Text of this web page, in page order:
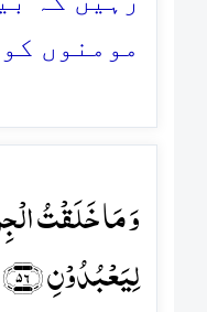
مومنوں
وَ مَا خَلَقۡتُ
لِیَعۡبُدُوۡنِ ﴿۵۶﴾